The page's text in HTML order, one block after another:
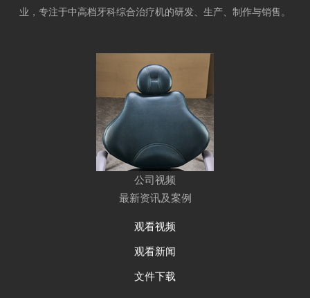
业，专注于中高档牙科综合治疗机的研发、生产、制作与销售。
公司视频
最新资讯及案例
观看视频
观看新闻
文件下载